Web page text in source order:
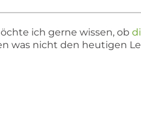
ich gerne wissen, ob
was nicht den heutigen